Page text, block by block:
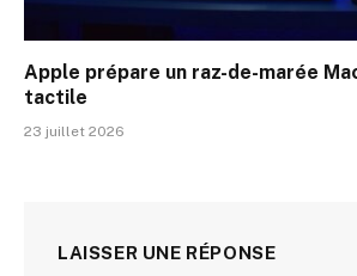
Apple prépare un raz-de-marée
tactile
23 juillet 2026
LAISSER UNE RÉPONSE